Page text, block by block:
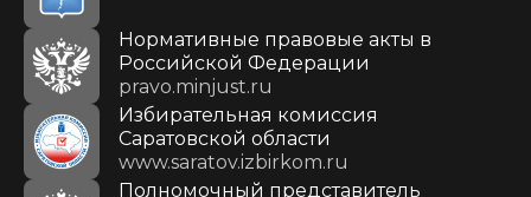
Нормативные правовые акты в
Российской Федерации
pravo.minjust.ru
Избирательная комиссия
Саратовской области
www.saratov.izbirkom.ru
Полномочный представитель